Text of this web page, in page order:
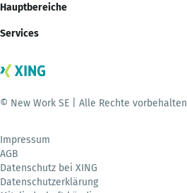
Hauptbereiche
Services
© New Work SE | Alle Rechte vorbehalten
Impressum
AGB
Datenschutz bei XING
Datenschutzerklärung